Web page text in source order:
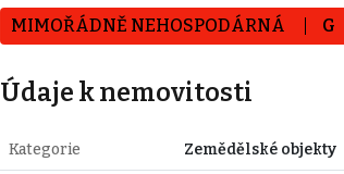
MIMOŘÁDNĚ NEHOSPODÁRNÁ G
Údaje k nemovitosti
Kategorie Zemědělské objekty